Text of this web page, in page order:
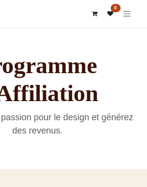
0
pour le design et générez
des revenus.